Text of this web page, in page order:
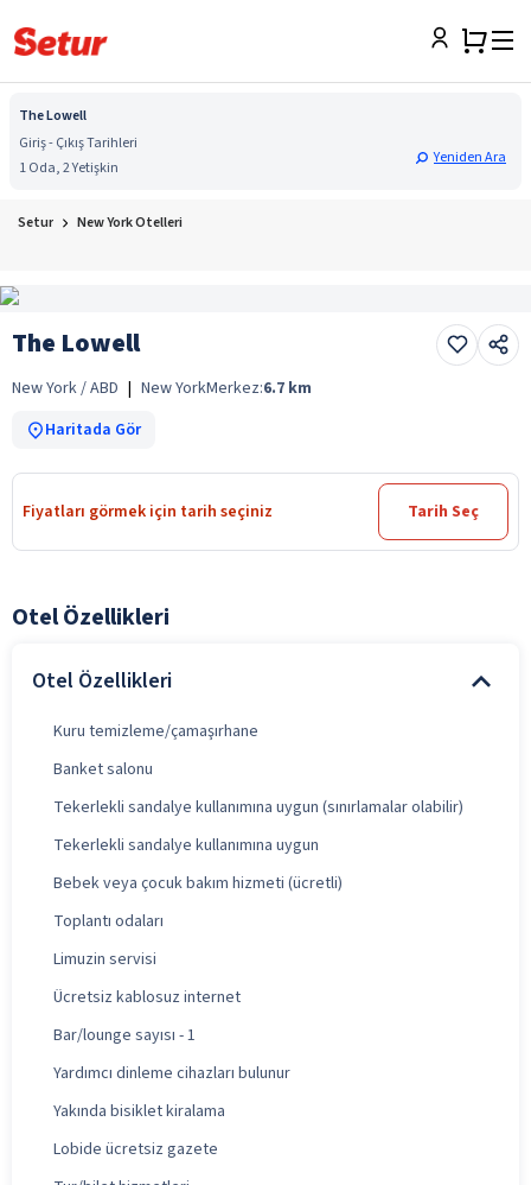
The Lowell
Giriş - Çıkış Tarihleri
1 Oda, 2 Yetişkin
Yeniden Ara
Setur New York Otelleri
The Lowell
New York / ABD | New YorkMerkez:6.7 km
Haritada Gör
Fiyatları görmek için tarih seçiniz Tarih Seç
Otel Özellikleri
Otel Özellikleri
Kuru temizleme/çamaşırhane
Banket salonu
Tekerlekli sandalye kullanımına uygun (sınırlamalar olabilir)
Tekerlekli sandalye kullanımına uygun
Bebek veya çocuk bakım hizmeti (ücretli)
Toplantı odaları
Limuzin servisi
Ücretsiz kablosuz internet
Bar/lounge sayısı - 1
Yardımcı dinleme cihazları bulunur
Yakında bisiklet kiralama
Lobide ücretsiz gazete